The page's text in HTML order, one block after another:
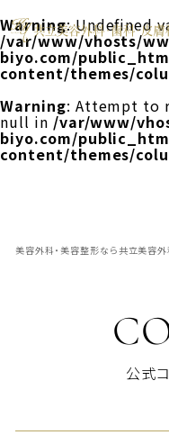
Warning: Undefined
/var/www/vhosts/
biyo.com/
content/themes/
Warning: Attempt to
null in /var/www/
biyo.com/
content/themes/
美容外科・美容整形なら共立美容外
公式